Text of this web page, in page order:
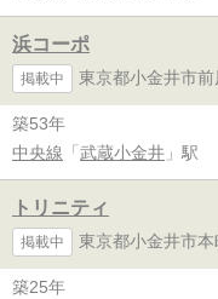
浜コーポ
掲載中 東京都小金井市前
築53年
中央線 「 武蔵小金井 」駅
トリニティ
掲載中 東京都小金井市本
築25年